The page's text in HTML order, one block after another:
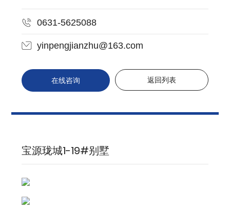
0631-5625088
yinpengjianzhu@163.com
在线咨询 返回列表
宝源珑城1-19#别墅